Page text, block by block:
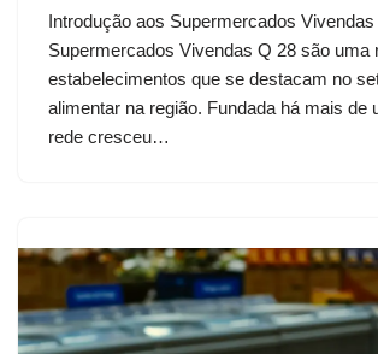
Introdução aos Supermercados
Supermercados Vivendas Q 28 são uma
estabelecimentos que se destacam no
alimentar na região. Fundada há mais de
rede cresceu…